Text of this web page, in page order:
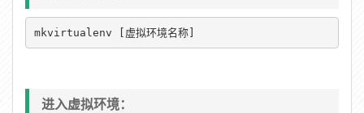
mkvirtualenv [虚拟环境名称]
进入虚拟环境：